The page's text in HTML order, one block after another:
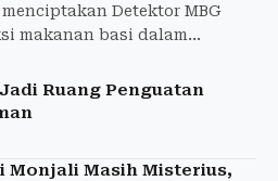
Detektor MBG
makanan basi dalam
Ruang Penguatan
Monjali Masih Misterius,